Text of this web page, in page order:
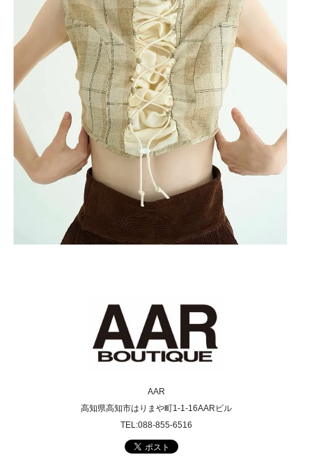
AAR
高知県高知市はりまや町1-1-16AARビル
TEL:088-855-6516